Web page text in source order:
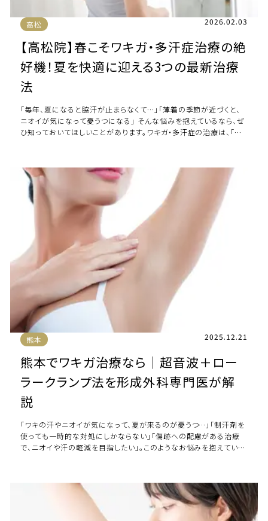
高松 2026.02.03
【高松院】春こそワキガ・多汗症治療の絶
好機！夏を快適に迎える3つの最新治療
法
「毎年、夏になると脇汗が止まらなくて…」「薄着の季節が近づくと、
ニオイが気になって憂うつになる」 そんな悩みを抱えているなら、ぜ
ひ知っておいてほしいことがあります。ワキガ・多汗症の治療は、「汗
熊本 2025.12.21
熊本でワキガ治療なら｜超音波＋ロー
ラークランプ法を形成外科専門医が解
説
「ワキの汗やニオイが気になって、夏が来るのが憂うつ…」「制汗剤を
使っても一時的な対処にしかならない」「傷跡への配慮がある治療
で、ニオイや汗の軽減を目指したい」。このようなお悩みを抱えている